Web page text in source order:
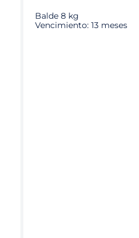
Balde 8 kg
Vencimiento: 13 meses